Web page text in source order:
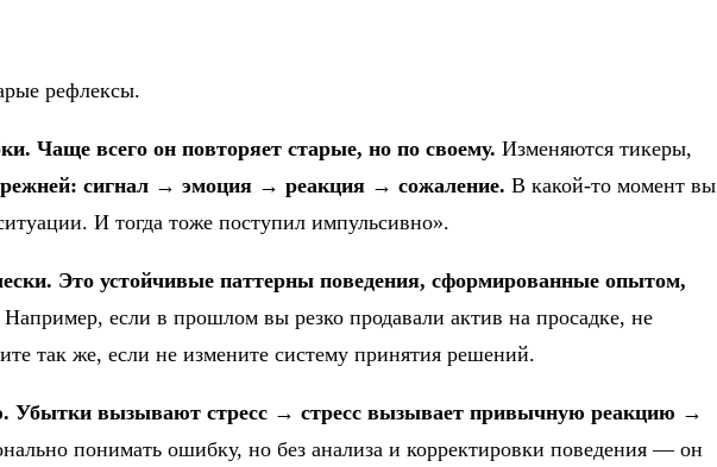
рефлексы.
Чаще всего он повторяет старые, но по своему. Изменяются тикеры,
сигнал → эмоция → реакция → сожаление. В какой-то момент вы
И тогда тоже поступил импульсивно».
Это устойчивые паттерны поведения, сформированные опытом,
Например, если в прошлом вы резко продавали актив на просадке, не
так же, если не измените систему принятия решений.
Убытки вызывают стресс → стресс вызывает привычную реакцию →
понимать ошибку, но без анализа и корректировки поведения — он